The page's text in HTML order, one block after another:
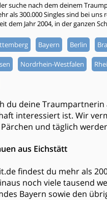
suche nach dem deinem
als 300.000 Singles sind bei
dem Jahr 2004, in der ganzen
Bayern Berlin
Nordrhein-Westfalen
du deine
interessiert ist. Wir
und täglich
aus Eichstätt
findest du mehr als
noch viele tausend
Bayern sowie den